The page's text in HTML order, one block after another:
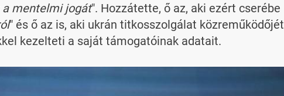
a mentelmi jogát". Hozzátette, ő az, aki ezért cserébe
" és ő az is, aki ukrán titkosszolgálat közreműködőjét
kezelteti a saját támogatóinak adatait.